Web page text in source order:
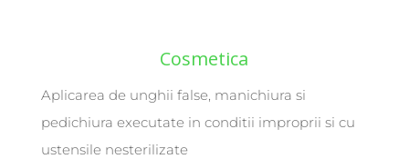
Cosmetica
Aplicarea de unghii false, manichiura si
pedichiura executate in conditii improprii si cu
ustensile nesterilizate